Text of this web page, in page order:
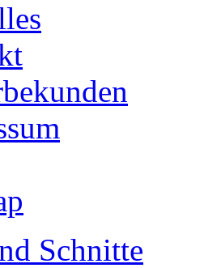
Schnitte